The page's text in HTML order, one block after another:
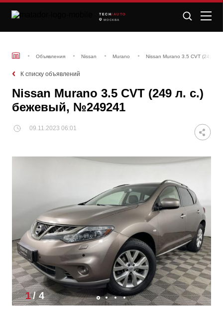
TECH /AUTO
МОСКВА
Объявления Nissan Murano Nissan Murano 3.5 CVT (249 л.
К списку объявлений
Nissan Murano 3.5 CVT (249 л. с.)
бежевый, №249241
09.11.2023 06:01
1/4